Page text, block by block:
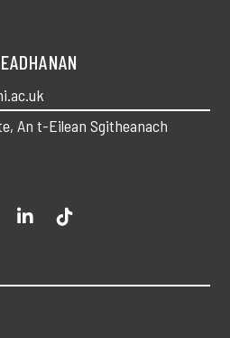
An t-Eilean Sgitheanach